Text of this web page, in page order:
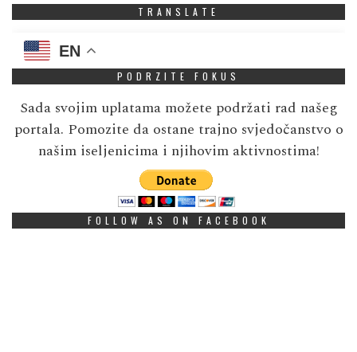
TRANSLATE
EN
PODRZITE FOKUS
Sada svojim uplatama možete podržati rad našeg
portala. Pomozite da ostane trajno svjedočanstvo o
našim iseljenicima i njihovim aktivnostima!
FOLLOW AS ON FACEBOOK